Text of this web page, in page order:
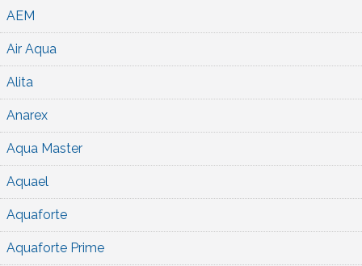
AEM
Air Aqua
Alita
Anarex
Aqua Master
Aquael
Aquaforte
Aquaforte Prime